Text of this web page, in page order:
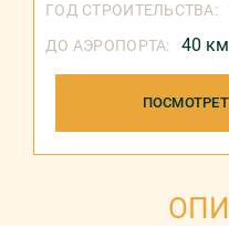
ГОД СТРОИТЕЛЬСТВА:
ДО АЭРОПОРТА: 40 км